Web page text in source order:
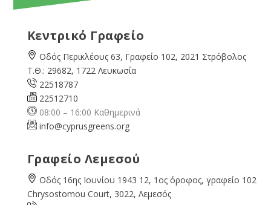
Κεντρικό Γραφείο
Οδός Περικλέους 63, Γραφείο 102, 2021 Στρόβολος
Τ.Θ.: 29682, 1722 Λευκωσία
22518787
22512710
08:00 – 16:00 Καθημερινά
info@cyprusgreens.org
Γραφείο Λεμεσού
Οδός 16ης Ιουνίου 1943 12, 1ος όροφος, γραφείο 102
Chrysostomou Court, 3022, Λεμεσός